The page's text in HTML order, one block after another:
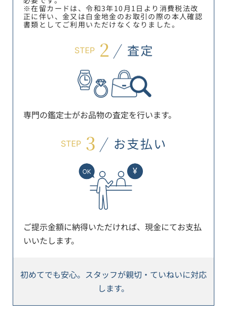
※在留カードは、令和3年10月1日より消費税法改
正に伴い、金又は白金地金のお取引の際の本人確認
書類としてご利用いただけなくなりました。
専門の鑑定士がお品物の査定を行います。
ご提示金額に納得いただければ、現金にてお支払
いいたします。
初めてでも安心。スタッフが親切・ていねいに対応
します。